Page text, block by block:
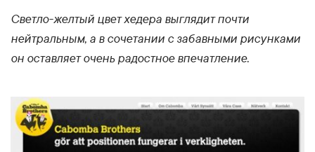
Светло-желтый цвет хедера выглядит почти
нейтральным, а в сочетании с забавными рисунками
он оставляет очень радостное впечатление.